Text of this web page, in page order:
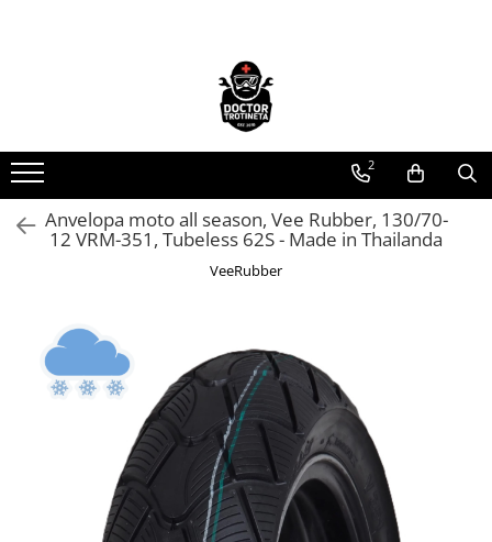
Toate produsele
Piese de schimb
https://www.doctortrotineta.ro/electrica
Acceleratie
Motoare
Cabluri
Contact cu cheie
https://www.doctortrotineta.ro/frane
Discuri frana
2
Anvelopa moto all season, Vee Rubber, 130/70-
12 VRM-351, Tubeless 62S - Made in Thailanda
VeeRubber